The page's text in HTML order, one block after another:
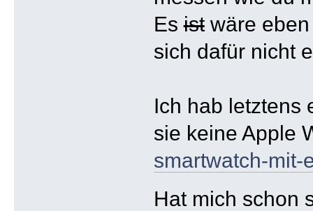
Esistwäre eben
sich dafür nicht
Ich hab letztens
sie keine Apple
smartwatch-mit-
Hat mich schon